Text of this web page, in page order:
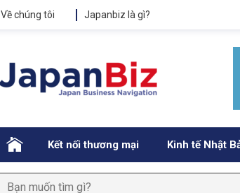
Về chúng tôi Japanbiz là gì?
. Kết nối thương mại Kinh tế Nhật